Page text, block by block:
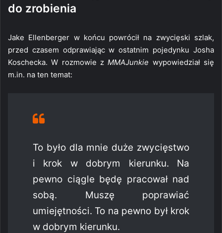
do zrobienia
Jake Ellenberger w końcu powrócił na zwycięski szlak,
przed czasem odprawiając w ostatnim pojedynku Josha
Koschecka. W rozmowie zMMAJunkie wypowiedział się
m.in. na ten temat:
To było dla mnie duże zwycięstwo
i krok w dobrym kierunku. Na
pewno ciągle będę pracował nad
sobą. Muszę poprawiać
umiejętności. To na pewno był krok
w dobrym kierunku.